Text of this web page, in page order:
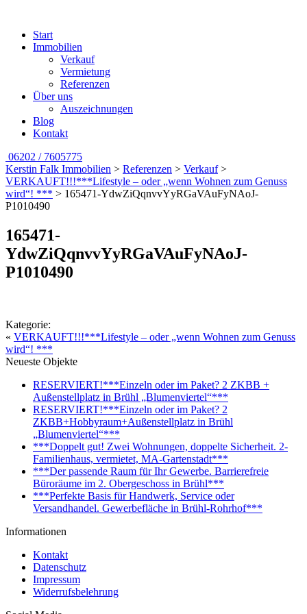
Start
Immobilien
Verkauf
Vermietung
Referenzen
Über uns
Auszeichnungen
Blog
Kontakt
06202 / 7605775
Kerstin Falk Immobilien > Referenzen > Verkauf>
VERKAUFT!!!***Lifestyle – oder „wenn Wohnen zum Genuss
wird“! *** > 165471-YdwZiQqnvvYyRGaVAuFyNAoJ-
P1010490
165471-
YdwZiQqnvvYyRGaVAuFyNAoJ-
P1010490
Kategorie:
« VERKAUFT!!!***Lifestyle – oder „wenn Wohnen zum Genuss
wird“! ***
Neueste Objekte
RESERVIERT!***Einzeln oder im Paket? 2 ZKBB +
Außenstellplatz in Brühl „Blumenviertel“***
RESERVIERT!***Einzeln oder im Paket? 2
ZKBB+Hobbyraum+Außenstellplatz in Brühl
„Blumenviertel“***
***Doppelt gut! Zwei Wohnungen, doppelte Sicherheit. 2-
Familienhaus, vermietet, MA-Gartenstadt***
***Der passende Raum für Ihr Gewerbe. Barrierefreie
Büroräume im 2. Obergeschoss in Brühl***
***Perfekte Basis für Handwerk, Service oder
Versandhandel. Gewerbefläche in Brühl-Rohrhof***
Informationen
Kontakt
Datenschutz
Impressum
Widerrufsbelehrung